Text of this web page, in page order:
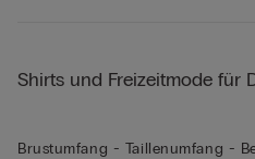
Shirts und Freizeitmode für
Brustumfang - Taillenumfang -